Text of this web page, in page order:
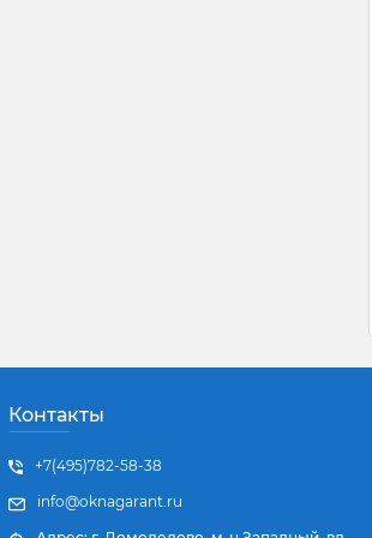
Контакты
+7(495)782-58-38
info@oknagarant.ru